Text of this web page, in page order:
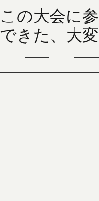
この大会に
できた、大